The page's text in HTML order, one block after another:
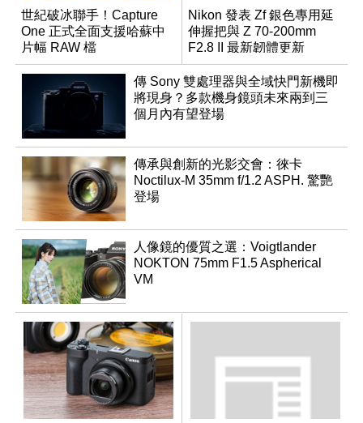
世紀破冰聯手！Capture
One 正式全面支援哈蘇中
片幅 RAW 檔
Nikon 發表 Zf 銀色專用延
伸握把與 Z 70-200mm
F2.8 II 最新韌體更新
傳 Sony 雙處理器與全域快門新機即
將現身？多款機身鏡頭未來兩到三
個月內有望登場
傳承與創新的光影交會：徠卡
Noctilux-M 35mm f/1.2 ASPH. 驚艷
登場
人像鏡的優質之選：Voigtlander
NOKTON 75mm F1.5 Aspherical
VM